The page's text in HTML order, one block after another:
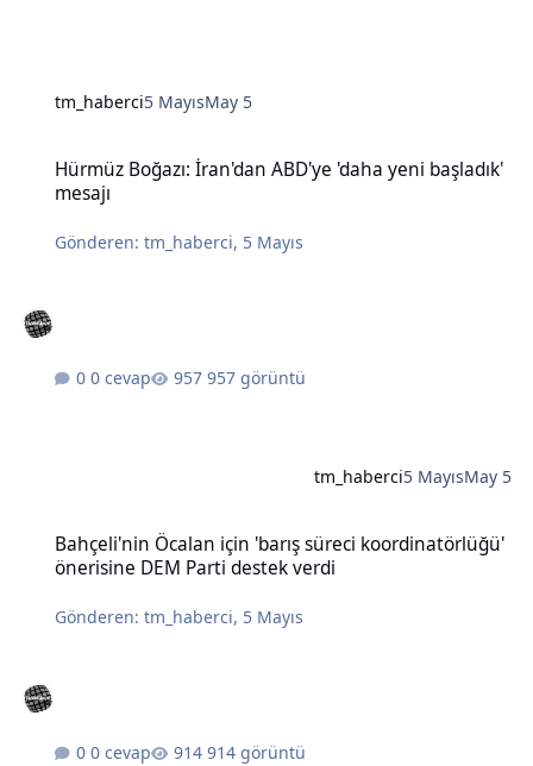
tm_haberci5 MayısMay 5
Hürmüz Boğazı: İran'dan ABD'ye 'daha yeni başladık'
mesajı
Gönderen:tm_haberci, 5 Mayıs
0 cevap 957 görüntü
tm_haberci5 MayısMay 5
Bahçeli'nin Öcalan için 'barış süreci koordinatörlüğü'
önerisine DEM Parti destek verdi
Gönderen:tm_haberci, 5 Mayıs
0 cevap 914 görüntü